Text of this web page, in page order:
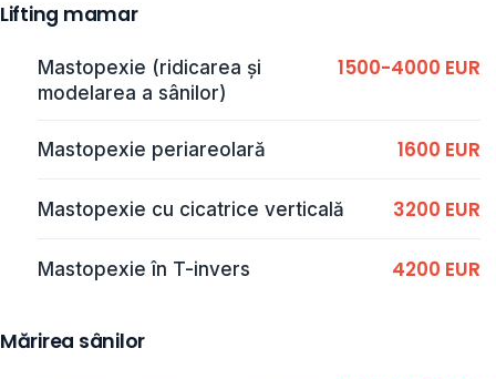
Lifting mamar
Mastopexie (ridicarea și
modelarea a sânilor)
1500-4000 EUR
Mastopexie periareolară 1600 EUR
Mastopexie cu cicatrice verticală 3200 EUR
Mastopexie în T-invers 4200 EUR
Mărirea sânilor